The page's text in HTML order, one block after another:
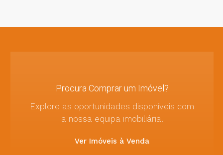
Procura Comprar um Imóvel?
Explore as oportunidades disponíveis com
a nossa equipa imobiliária.
Ver Imóveis à Venda